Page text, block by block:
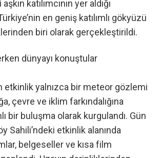
katılımcının yer aldığı
en geniş katılımlı gökyüzü
biri olarak gerçekleştirildi.
dünyayı konuştular
etkinlik yalnızca bir meteor gözlemi
çevre ve iklim farkındalığına
bir buluşma olarak kurgulandı. Gün
Sahili’ndeki etkinlik alanında
belgeseller ve kısa film